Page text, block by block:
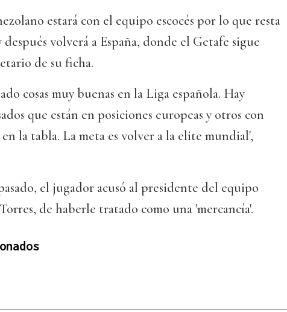
estará con el equipo escocés por lo que resta
volverá a España, donde el Getafe sigue
de su ficha.
cosas muy buenas en la Liga española. Hay
que están en posiciones europeas y otros con
la tabla. La meta es volver a la elite mundial',
el jugador acusó al presidente del equipo
de haberle tratado como una 'mercancía'.